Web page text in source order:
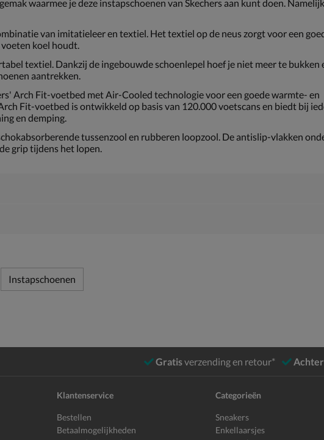
waarmee je deze instapschoenen van Skechers aan kunt doen.
van imitatieleer en textiel. Het textiel op de neus zorgt voor een
koel houdt.
textiel. Dankzij de ingebouwde schoenlepel hoef je niet meer te bukken
aantrekken.
Arch Fit-voetbed met Air-Cooled technologie voor een goede warmte- en
Fit-voetbed is ontwikkeld op basis van 120.000 voetscans en biedt bij
en demping.
tussenzool en rubberen loopzool. De antislip-vlakken
grip tijdens het lopen.
Instapschoenen
Gratisverzending en retour*
Klantenservice
Bestellen
Betaalmogelijkheden
Categorieën
Sneakers
Enkellaarsjes